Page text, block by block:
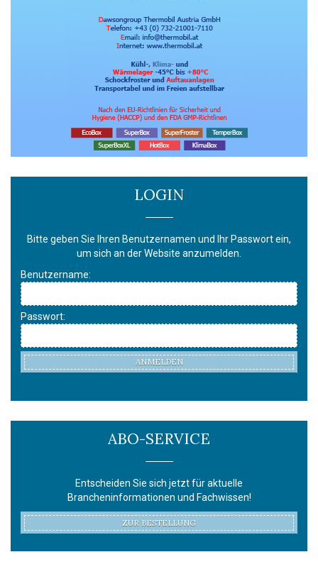
LOGIN
Bitte geben Sie Ihren Benutzernamen und Ihr Passwort ein,
um sich an der Website anzumelden.
Benutzername:
Passwort:
ANMELDEN
ABO-SERVICE
Entscheiden Sie sich jetzt für aktuelle
Brancheninformationen und Fachwissen!
ZUR BESTELLUNG